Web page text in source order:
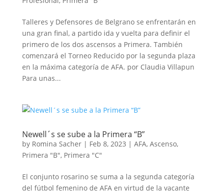
Talleres y Defensores de Belgrano se enfrentarán en
una gran final, a partido ida y vuelta para definir el
primero de los dos ascensos a Primera. También
comenzará el Torneo Reducido por la segunda plaza
en la máxima categoría de AFA. por Claudia Villapun
Para unas...
Newell´s se sube a la Primera “B”
by Romina Sacher| Feb 8, 2023 | AFA, Ascenso,
Primera "B", Primera "C"
El conjunto rosarino se suma a la segunda categoría
del fútbol femenino de AFA en virtud de la vacante